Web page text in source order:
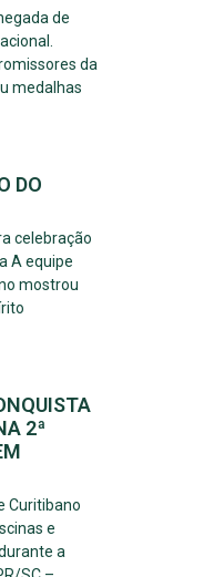
de
da
medalhas
DO
celebração
A equipe
mostrou
2ª
Curitibano
e
a